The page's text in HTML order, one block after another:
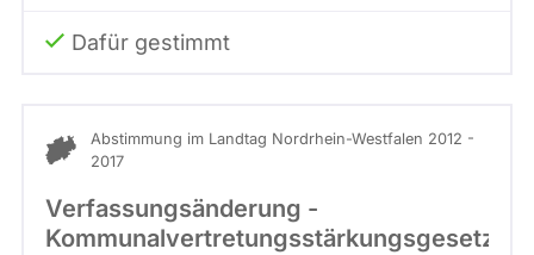
Dafür gestimmt
Abstimmung im Landtag Nordrhein-Westfalen 2012 -
2017
Verfassungsänderung -
Kommunalvertretungsstärkungsgesetz